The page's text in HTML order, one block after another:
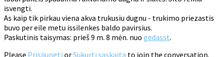
isvengti.
As kaip tik pirkau viena akva trukusiu dugnu - trukimo priezastis
buvo per eile metu issilenkes baldo pavirsius.
Paskutinis taisymas: prieš 9 m. 8 mėn. nuo gedasst.
Please Prisijungti orSukurti sąskaitą to join the conversation.